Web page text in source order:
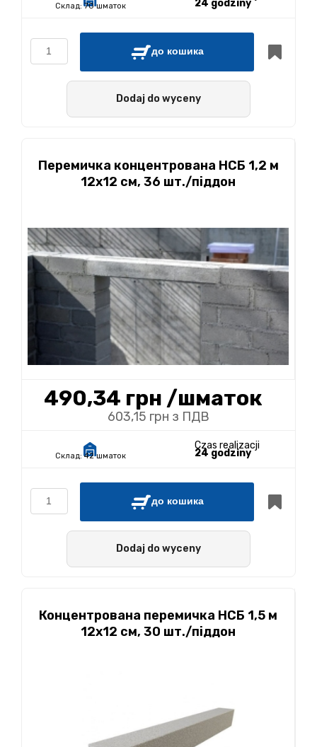
Склад: 70 шматок 24 godziny
до кошика
Dodaj do wyceny
Перемичка концентрована НСБ 1,2 м
12х12 см, 36 шт./піддон
490,34 грн /шматок
603,15 грн з ПДВ
Склад: 42 шматок
Czas realizacji
24 godziny
до кошика
Dodaj do wyceny
Концентрована перемичка НСБ 1,5 м
12х12 см, 30 шт./піддон